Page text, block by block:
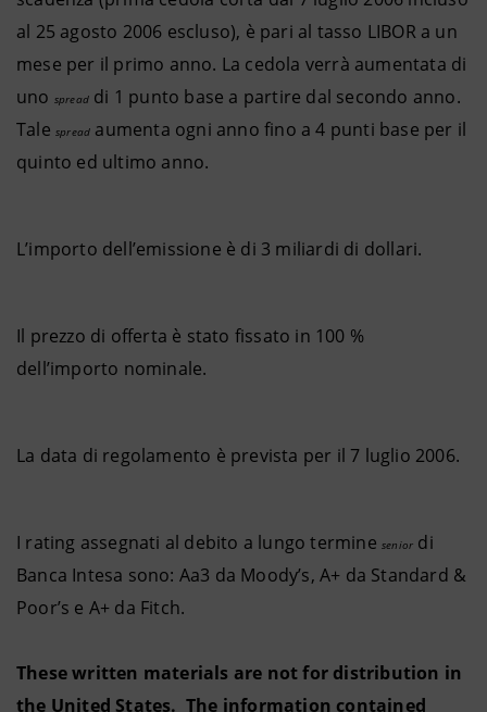
al 25 agosto 2006 escluso), è pari al tasso LIBOR a un
mese per il primo anno. La cedola verrà aumentata di
uno spread di 1 punto base a partire dal secondo anno.
Tale spread aumenta ogni anno fino a 4 punti base per il
quinto ed ultimo anno.
L’importo dell’emissione è di 3 miliardi di dollari.
Il prezzo di offerta è stato fissato in 100 %
dell’importo nominale.
La data di regolamento è prevista per il 7 luglio 2006.
I rating assegnati al debito a lungo termine senior di
Banca Intesa sono: Aa3 da Moody’s, A+ da Standard &
Poor’s e A+ da Fitch.
These written materials are not for distribution in
the United States. The information contained